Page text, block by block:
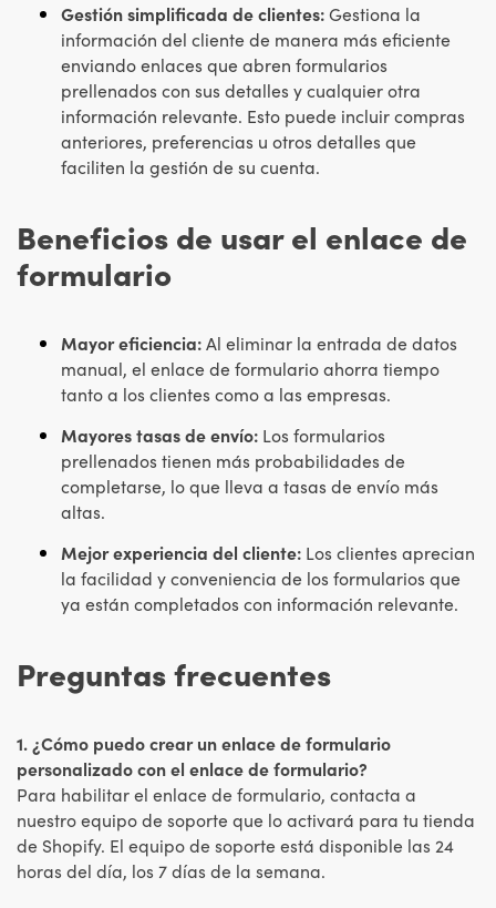
Gestión simplificada de clientes:Gestiona la
información del cliente de manera más eficiente
enviando enlaces que abren formularios
prellenados con sus detalles y cualquier otra
información relevante. Esto puede incluir compras
anteriores, preferencias u otros detalles que
faciliten la gestión de su cuenta.
Beneficios de usar el enlace de
formulario
Mayor eficiencia:Al eliminar la entrada de datos
manual, el enlace de formulario ahorra tiempo
tanto a los clientes como a las empresas.
Mayores tasas de envío: Los formularios
prellenados tienen más probabilidades de
completarse, lo que lleva a tasas de envío más
altas.
Mejor experiencia del cliente: Los clientes aprecian
la facilidad y conveniencia de los formularios que
ya están completados con información relevante.
Preguntas frecuentes
1. ¿Cómo puedo crear un enlace de formulario
personalizado con el enlace de formulario?
Para habilitar el enlace de formulario, contacta a
nuestro equipo de soporte que lo activará para tu tienda
de Shopify. El equipo de soporte está disponible las 24
horas del día, los 7 días de la semana.